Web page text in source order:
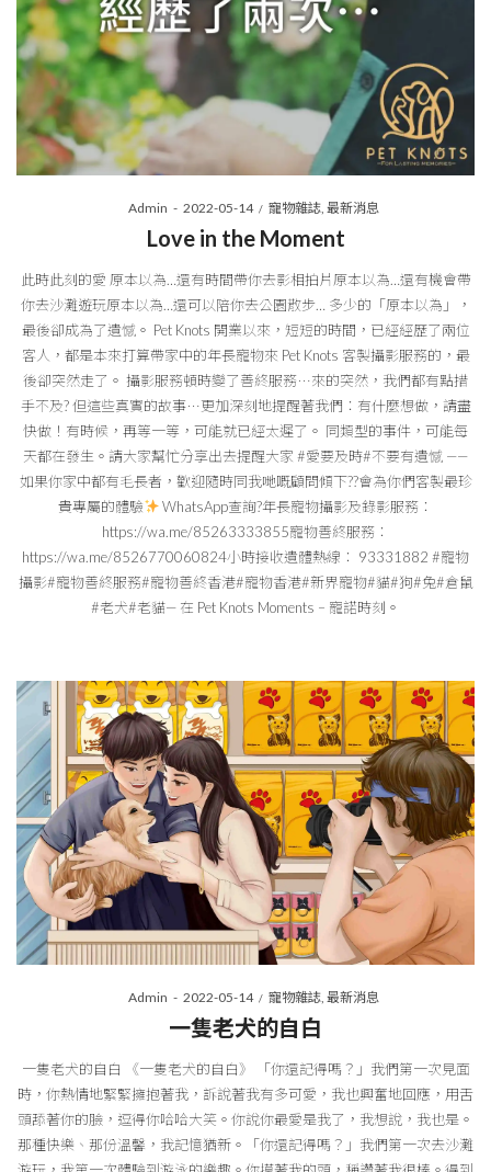
ByAdmin
Posted
2022-05-14
Posted
in
寵物雜誌 最新消息
Love in the Moment
此時此刻的愛 原本以為…還有時間帶你去影相拍片原本以為…還有機會帶
你去沙灘遊玩原本以為…還可以陪你去公園散步… 多少的「原本以為」，
最後卻成為了遺憾。 Pet Knots 開業以來，短短的時間，已經經歷了兩位
客人，都是本來打算帶家中的年長寵物來 Pet Knots 客製攝影服務的，最
後卻突然走了。 攝影服務頓時變了善終服務⋯來的突然，我們都有點措
手不及? 但這些真實的故事⋯更加深刻地提醒著我們：有什麼想做，請盡
快做！有時候，再等一等，可能就已經太遲了。 同類型的事件，可能每
天都在發生。請大家幫忙分享出去提醒大家 #愛要及時#不要有遺憾 ——
如果你家中都有毛長者，歡迎隨時同我哋嘅顧問傾下??會為你們客製最珍
貴專屬的體驗
WhatsApp查詢?年長寵物攝影及錄影服務：
https://wa.me/85263333855寵物善終服務：
https://wa.me/8526770060824小時接收遺體熱線： 93331882 #寵物
攝影#寵物善終服務#寵物善終香港#寵物香港#新界寵物#貓#狗#兔#倉鼠
#老犬#老貓— 在 Pet Knots Moments – 寵諾時刻。
ByAdmin
Posted
on
2022-05-14
Posted
in
寵物雜誌 最新消息
一隻老犬的自白
一隻老犬的自白 《一隻老犬的自白》 「你還記得嗎？」我們第一次見面
時，你熱情地緊緊擁抱著我，訴說著我有多可愛，我也興奮地回應，用舌
頭舔著你的臉，逗得你哈哈大笑。你說你最愛是我了，我想說，我也是。
那種快樂、那份溫馨，我記憶猶新。「你還記得嗎？」我們第一次去沙灘